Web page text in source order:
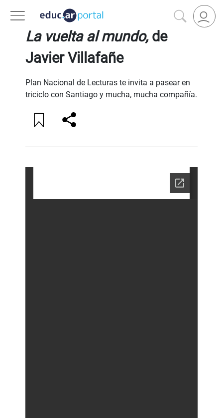
VOLVER A FILTROS
La vuelta al mundo,de
Javier Villafañe
Plan Nacional de Lecturas te invita a pasear en
triciclo con Santiago y mucha, mucha compañía.